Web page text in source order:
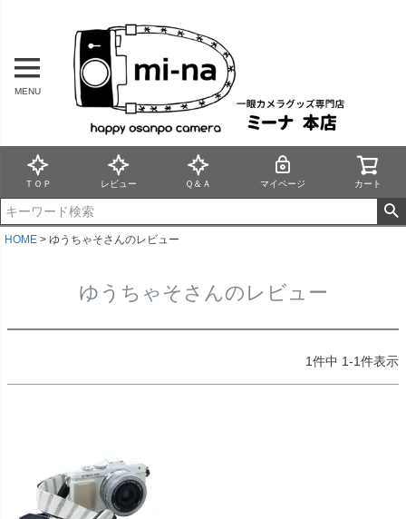
MENU
ＴＯＰ レビュー Ｑ＆Ａ マイページ カート
HOME ゆうちゃそさんのレビュー
ゆうちゃそさんのレビュー
1件中 1-1件表示